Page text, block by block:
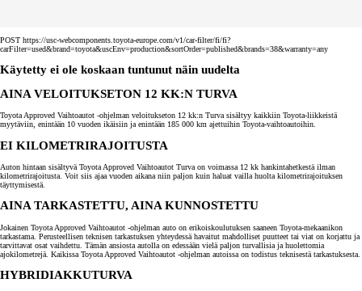
POST https://usc-webcomponents.toyota-europe.com/v1/car-filter/fi/fi?
carFilter=used&brand=toyota&uscEnv=production&sortOrder=published&brands=38&warranty=any
Käytetty ei ole koskaan tuntunut näin uudelta
AINA VELOITUKSETON 12 KK:N TURVA
Toyota Approved Vaihtoautot -ohjelman veloitukseton 12 kk:n Turva sisältyy kaikkiin Toyota-liikkeistä
myytäviin, enintään 10 vuoden ikäisiin ja enintään 185 000 km ajettuihin Toyota-vaihtoautoihin.
EI KILOMETRIRAJOITUSTA
Auton hintaan sisältyvä Toyota Approved Vaihtoautot Turva on voimassa 12 kk hankintahetkestä ilman
kilometrirajoitusta. Voit siis ajaa vuoden aikana niin paljon kuin haluat vailla huolta kilometrirajoituksen
täyttymisestä.
AINA TARKASTETTU, AINA KUNNOSTETTU
Jokainen Toyota Approved Vaihtoautot -ohjelman auto on erikoiskoulutuksen saaneen Toyota-mekaanikon
tarkastama. Perusteellisen teknisen tarkastuksen yhteydessä havaitut mahdolliset puutteet tai viat on korjattu ja
tarvittavat osat vaihdettu. Tämän ansiosta autolla on edessään vielä paljon turvallisia ja huolettomia
ajokilometrejä. Kaikissa Toyota Approved Vaihtoautot -ohjelman autoissa on todistus teknisestä tarkastuksesta.
HYBRIDIAKKUTURVA